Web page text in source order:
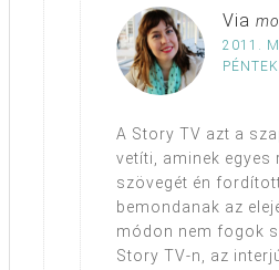
Via
2011.
A Story TV azt a
vetíti, aminek egyes
szövegét én
bemondanak az
módon nem fogok
Story TV-n, az